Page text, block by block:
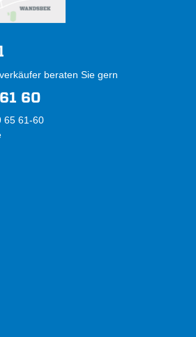
beraten Sie gern
60
65 61-60